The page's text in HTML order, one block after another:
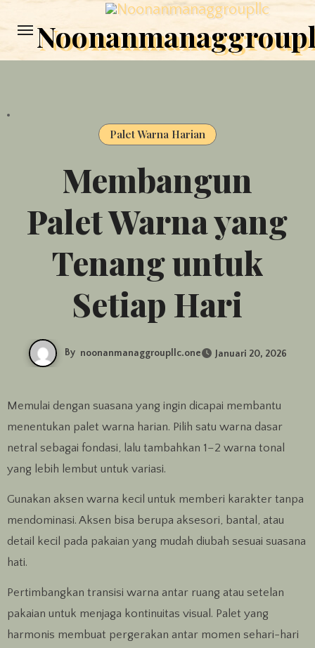
to
Palet Warna Harian
Membangun
Palet Warna yang
Tenang untuk
Setiap Hari
By noonanmanaggroupllc.one Januari 20, 2026
Memulai dengan suasana yang ingin dicapai membantu
menentukan palet warna harian. Pilih satu warna dasar
netral sebagai fondasi, lalu tambahkan 1–2 warna tonal
yang lebih lembut untuk variasi.
Gunakan aksen warna kecil untuk memberi karakter tanpa
mendominasi. Aksen bisa berupa aksesori, bantal, atau
detail kecil pada pakaian yang mudah diubah sesuai suasana
hati.
Pertimbangkan transisi warna antar ruang atau setelan
pakaian untuk menjaga kontinuitas visual. Palet yang
harmonis membuat pergerakan antar momen sehari-hari